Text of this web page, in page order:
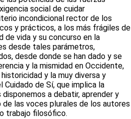
social de cuidar
incondicional rector de los
y prácticos, a los más frágiles de
de vida y su concurso en la
desde tales parámetros,
desde donde se han dado y se
y la mismidad en Occidente,
y la muy diversa y
de Sí, que implica la
a debatir, aprender y
de las voces plurales de los autores
trabajo filosófico.